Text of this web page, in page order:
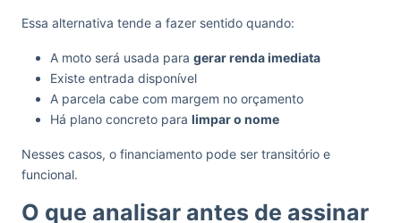
Essa alternativa tende a fazer sentido quando:
A moto será usada para gerar renda imediata
Existe entrada disponível
A parcela cabe com margem no orçamento
Há plano concreto para limpar o nome
Nesses casos, o financiamento pode ser transitório e
funcional.
O que analisar antes de assinar